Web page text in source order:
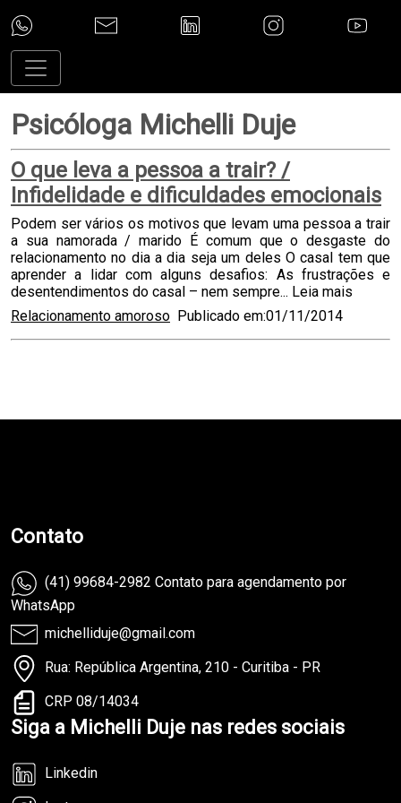
Psicóloga Michelli Duje
O que leva a pessoa a trair? /
Infidelidade e dificuldades emocionais
Podem ser vários os motivos que levam uma pessoa a trair
a sua namorada / marido É comum que o desgaste do
relacionamento no dia a dia seja um deles O casal tem que
aprender a lidar com alguns desafios: As frustrações e
desentendimentos do casal – nem sempre... Leia mais
Relacionamento amoroso Publicado em:01/11/2014
Contato
(41) 99684-2982 Contato para agendamento por
WhatsApp
michelliduje@gmail.com
Rua: República Argentina, 210 - Curitiba - PR
CRP 08/14034
Siga a Michelli Duje nas redes sociais
Linkedin